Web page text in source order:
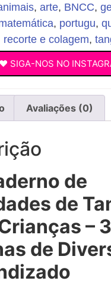
, arte, BNCC,
, portugu,
recorte e colagem,
♥ SIGA-NOS NO
Avaliações (0)
de
de
–
de